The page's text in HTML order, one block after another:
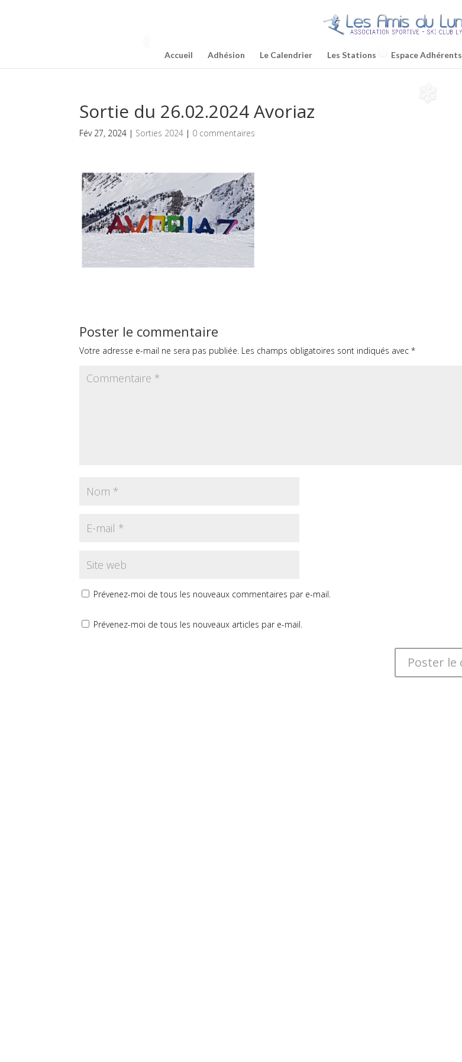
Accueil Adhésion Le Calendrier Les Stations Espace Adhérents
Sortie du 26.02.2024 Avoriaz
Fév 27, 2024 | Sorties 2024 | 0 commentaires
Poster le commentaire
Votre adresse e-mail ne sera pas publiée. Les champs obligatoires sont indiqués avec*
Prévenez-moi de tous les nouveaux commentaires par e-mail.
Prévenez-moi de tous les nouveaux articles par e-mail.